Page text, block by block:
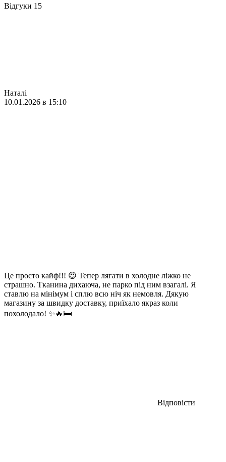
Відгуки 15
Наталі
10.01.2026 в 15:10
Це просто кайф!!! 😍 Тепер лягати в холодне ліжко не
страшно. Тканина дихаюча, не парко під ним взагалі. Я
ставлю на мінімум і сплю всю ніч як немовля. Дякую
магазину за швидку доставку, приїхало якраз коли
похолодало! ✨🔥🛏️
Відповісти